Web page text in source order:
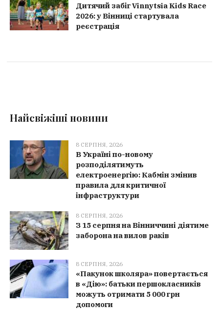
Дитячий забіг Vinnytsia Kids Race
2026: у Вінниці стартувала
реєстрація
Найсвіжіші новини
8 СЕРПНЯ, 2026
В Україні по-новому
розподілятимуть
електроенергію: Кабмін змінив
правила для критичної
інфраструктури
8 СЕРПНЯ, 2026
З 15 серпня на Вінниччині діятиме
заборона на вилов раків
8 СЕРПНЯ, 2026
«Пакунок школяра» повертається
в «Дію»: батьки першокласників
можуть отримати 5 000 грн
допомоги